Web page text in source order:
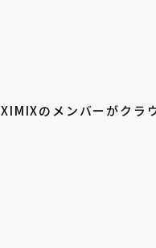
XIMIXのメンバーがクラ